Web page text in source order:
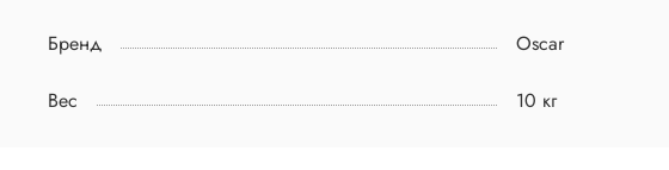
Бренд Oscar
Вес 10 кг